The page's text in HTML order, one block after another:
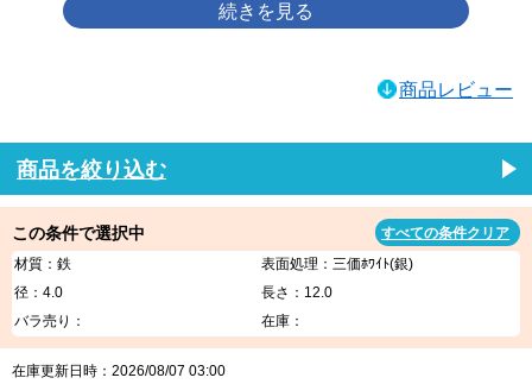
商品レビュー
商品を絞り込む
この条件で選択中
すべての条件クリア
材質：鉄
表面処理：三価ﾎﾜｲﾄ(銀)
径：4.0
長さ：12.0
バラ売り：
在庫：
在庫更新日時：2026/08/07 03:00